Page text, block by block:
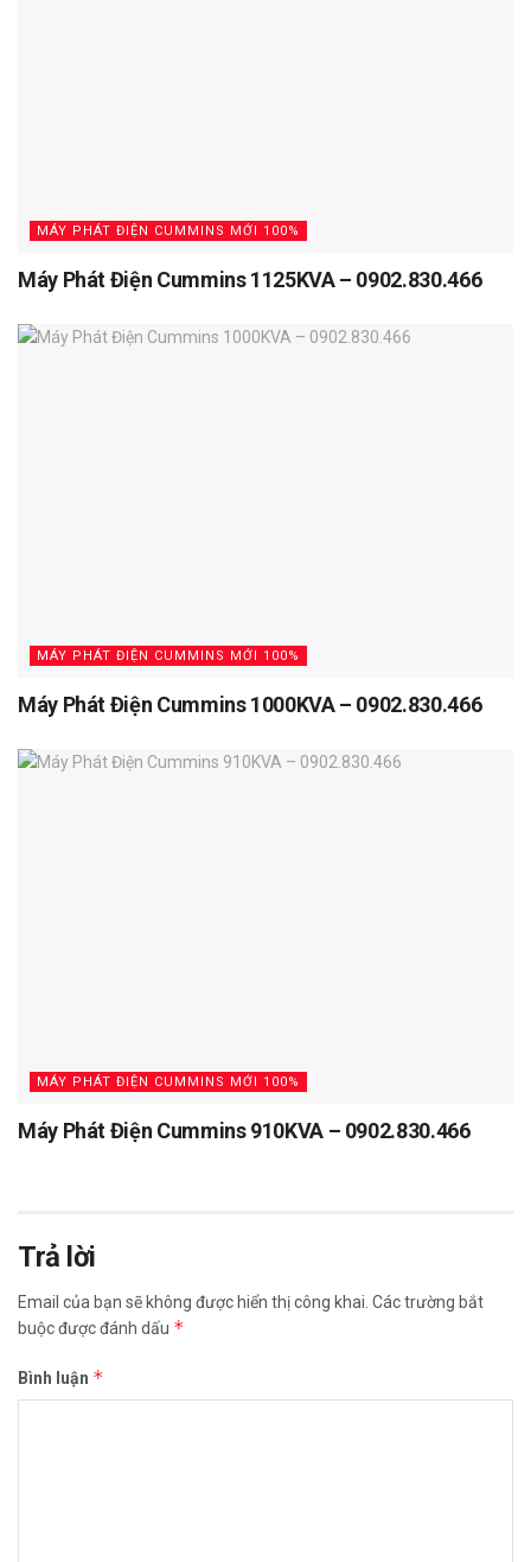
MÁY PHÁT ĐIỆN CUMMINS MỚI 100%
Máy Phát Điện Cummins 1125KVA – 0902.830.466
MÁY PHÁT ĐIỆN CUMMINS MỚI 100%
Máy Phát Điện Cummins 1000KVA – 0902.830.466
MÁY PHÁT ĐIỆN CUMMINS MỚI 100%
Máy Phát Điện Cummins 910KVA – 0902.830.466
Trả lời
Email của bạn sẽ không được hiển thị công khai. Các trường bắt
buộc được đánh dấu *
Bình luận *